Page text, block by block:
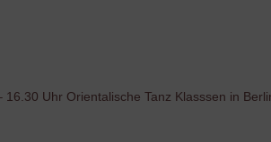
Uhr Orientalische Tanz Klasssen in